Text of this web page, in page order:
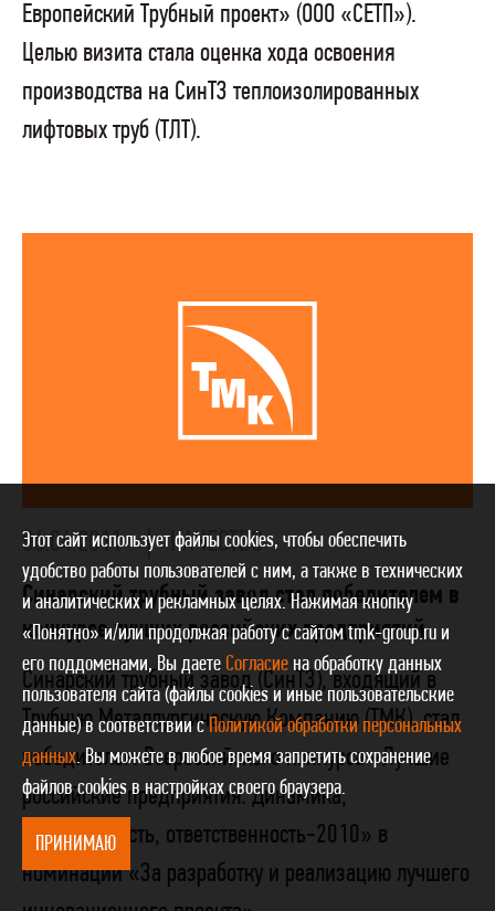
Европейский Трубный проект» (ООО «СЕТП»).
Целью визита стала оценка хода освоения
производства на СинТЗ теплоизолированных
лифтовых труб (ТЛТ).
06.04.2011 КАЧЕСТВО
Синарский трубный завод стал победителем в
конкурсе лучших российских предприятий
Синарский трубный завод (СинТЗ), входящий в
Трубную Металлургическую Компанию (ТМК), стал
победителем Всероссийского конкурса «Лучшие
российские предприятия. Динамика,
эффективность, ответственность-2010» в
номинации «За разработку и реализацию лучшего
Этот сайт использует файлы cookies, чтобы обеспечить
удобство работы пользователей с ним, а также в технических
и аналитических и рекламных целях. Нажимая кнопку
«Понятно» и/или продолжая работу с сайтом tmk-group.ru и
его поддоменами, Вы даете Согласие на обработку данных
пользователя сайта (файлы cookies и иные пользовательские
данные) в соответствии сПолитикой обработки персональных
данных. Вы можете в любое время запретить сохранение
файлов cookies в настройках своего браузера.
ПРИНИМАЮ